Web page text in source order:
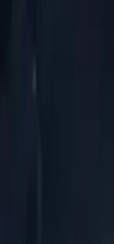
من الشيطان لأخته
الزغيدي"